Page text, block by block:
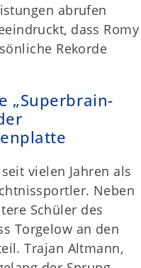
abrufen
dass Romy
Rekorde
„Superbrain-
vielen Jahren als
Neben
Schüler des
Torgelow an den
Trajan Altmann,